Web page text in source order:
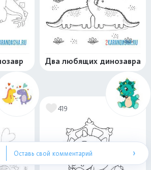
Два любящих динозавра
419
Оставь свой комментарий ›